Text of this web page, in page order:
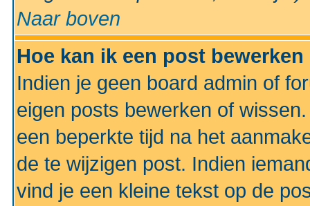
Naar boven
Hoe kan ik een post
Indien je geen board admin of
eigen posts bewerken of
een beperkte tijd na het
de te wijzigen post. Indien
vind je een kleine tekst op de